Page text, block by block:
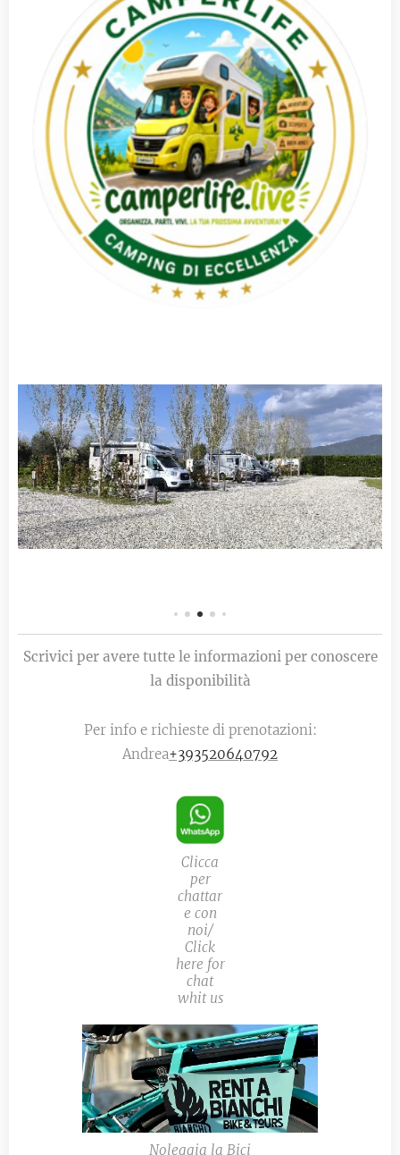
Scrivici per avere tutte le informazioni per conoscere
la disponibilità
Per info e richieste di prenotazioni:
Andrea+393520640792
Clicca
per
chattar
e con
noi/
Click
here for
chat
whit us
Noleggia la Bici